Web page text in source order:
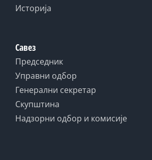
Историја
Савез
Председник
Управни одбор
Генерални секретар
Скупштина
Надзорни одбор и комисије